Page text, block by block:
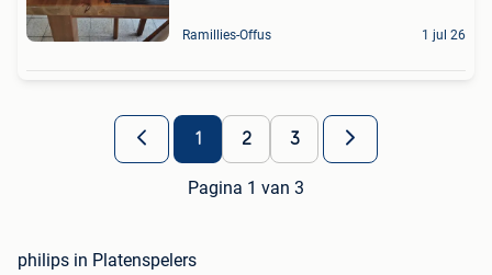
Ramillies-Offus 1 jul 26
1 2 3
Pagina 1 van 3
philips in Platenspelers